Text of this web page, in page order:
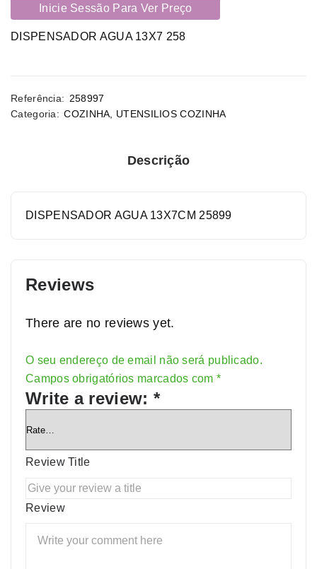
Inicie Sessão Para Ver Preço
DISPENSADOR AGUA 13X7 258
Referência: 258997
Categoria: COZINHA UTENSILIOS COZINHA
Descrição
DISPENSADOR AGUA 13X7CM 25899
Reviews
There are no reviews yet.
O seu endereço de email não será publicado.
Campos obrigatórios marcados com *
Write a review: *
Review Title
Review
Alternative: